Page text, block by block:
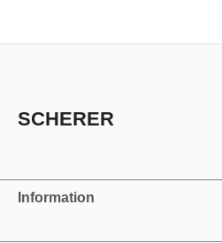
SCHERER
Information